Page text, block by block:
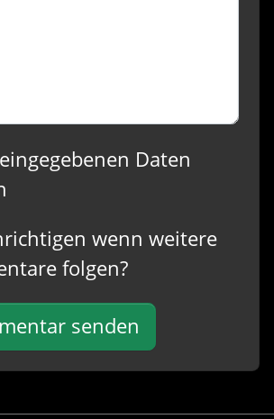
Daten
wenn weitere
folgen?
senden